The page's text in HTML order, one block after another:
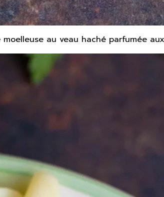
au veau haché parfumée